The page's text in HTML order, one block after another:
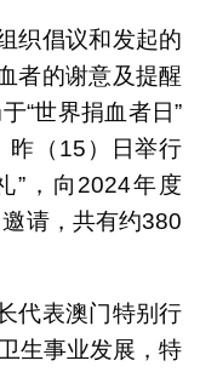
与捐血
织倡议和发起的
者的谢意及提醒
“世界捐血者日”
昨（15）日举行
”，向2024年度
请，共有约380
代表澳门特别行
生事业发展，特